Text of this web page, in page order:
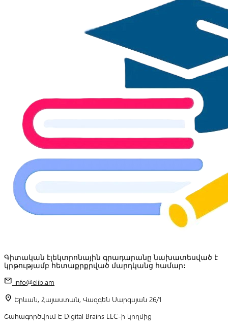
Գիտական էլեկտրոնային գրադարանը նախատեսված է
կրթությամբ հետաքրքրված մարդկանց համար:
mail info@elib.am
location_on Երևան, Հայաստան, Վազգեն Սարգսյան 26/1
Շահագործվում է Digital Brains LLC-ի կողմից